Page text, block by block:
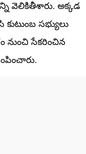
వెలికితీశారు. అక్కడ
సభ్యులు
నుంచి సేకరించిన